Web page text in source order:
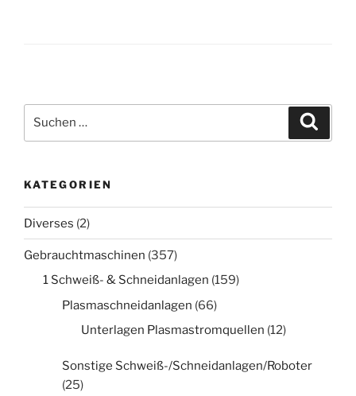
nach:
KATEGORIEN
Diverses (2)
Gebrauchtmaschinen (357)
1 Schweiß- & Schneidanlagen (159)
Plasmaschneidanlagen (66)
Unterlagen Plasmastromquellen (12)
Sonstige Schweiß-/Schneidanlagen/Roboter
(25)